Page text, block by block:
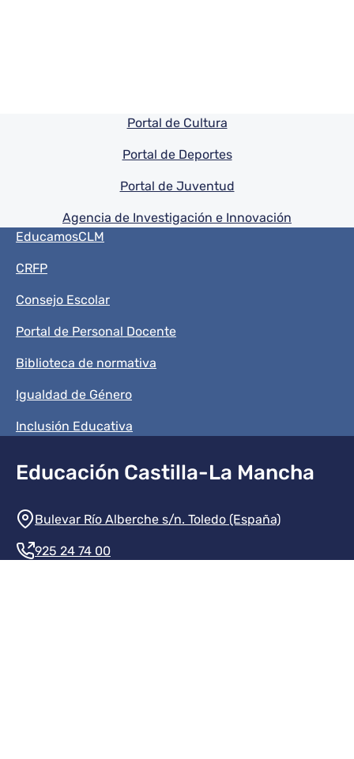
Pie de pagina información
Portal de Cultura
Portal de Deportes
Portal de Juventud
Agencia de Investigación e Innovación
Menú del pie
EducamosCLM
CRFP
Consejo Escolar
Portal de Personal Docente
Biblioteca de normativa
Igualdad de Género
Inclusión Educativa
Educación Castilla-La Mancha
Información de la institución
Bulevar Río Alberche s/n. Toledo (España)
925 24 74 00